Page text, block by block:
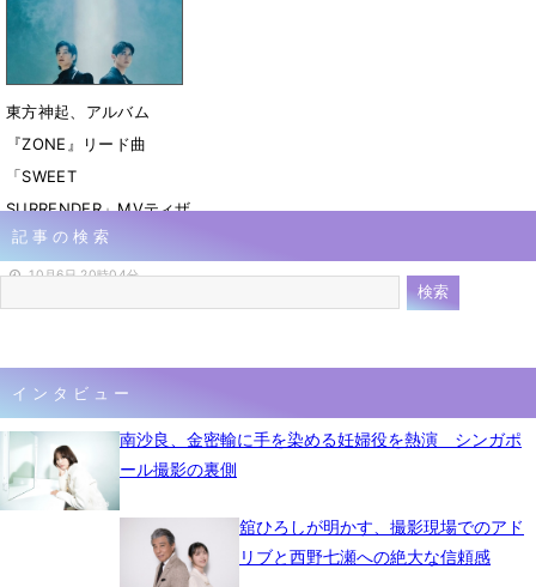
東方神起、アルバム
『ZONE』リード曲
「SWEET
SURRENDER」MVティザ
ー公開
10月6日 20時04分
記事の検索
インタビュー
南沙良、金密輸に手を染める妊婦役を熱演 シンガポ
ール撮影の裏側
舘ひろしが明かす、撮影現場でのアド
リブと西野七瀬への絶大な信頼感